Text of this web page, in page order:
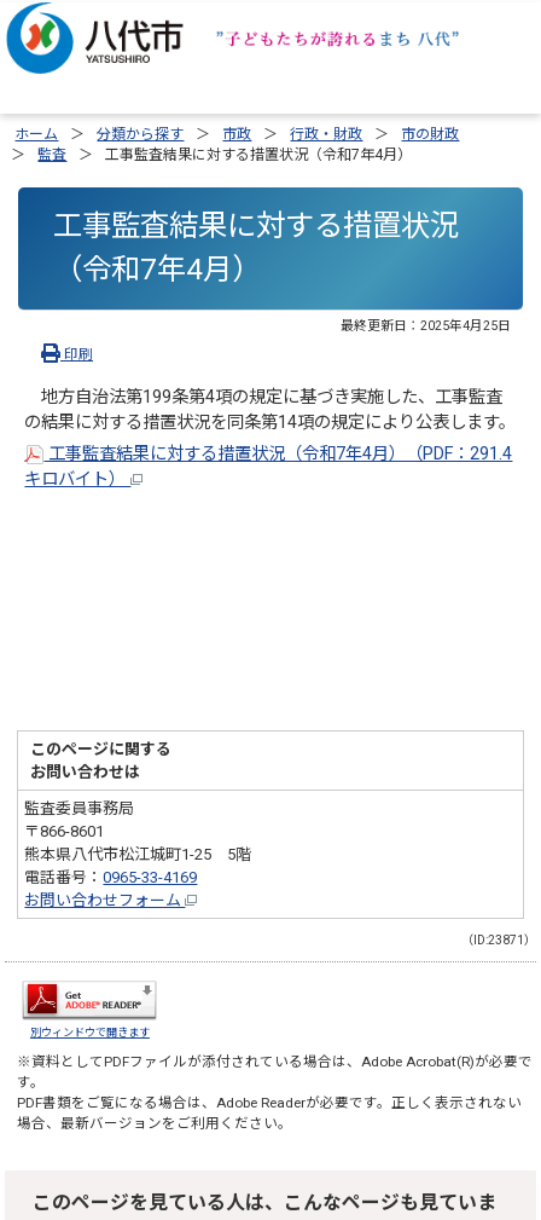
ホーム 分類から探す 市政 行政・財政
市の財政
監査
工事監査結果に対する措置状況（令和7年4月）
工事監査結果に対する措置状況
（令和7年4月）
最終更新日： 2025年4月25日
印刷
地方自治法第199条第4項の規定に基づき実施した、工事監査
の結果に対する措置状況を同条第14項の規定により公表します。
工事監査結果に対する措置状況（令和7年4月）（PDF：291.4
キロバイト）
このページに関する
お問い合わせは
監査委員事務局
〒866-8601
熊本県八代市松江城町1-25 5階
電話番号：0965-33-4169
お問い合わせフォーム
（ID:23871）
別ウィンドウで開きます
※資料としてPDFファイルが添付されている場合は、 Adobe Acrobat(R)が必要で
す。
PDF書類をご覧になる場合は、 Adobe Readerが必要です。正しく表示されない
場合、最新バージョンをご利用ください。
このページを見ている人は、こんなページも見ていま